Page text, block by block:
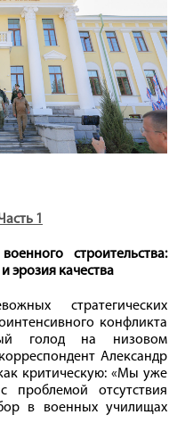
1
строительства:
эрозия качества
стратегических
конфликта
голод на низовом
Александр
критическую: «Мы уже
проблемой отсутствия
в военных училищах